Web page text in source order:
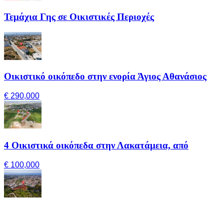
Τεμάχια Γης σε Οικιστικές Περιοχές
Οικιστικό οικόπεδο στην ενορία Άγιος Αθανάσιος
€ 290,000
4 Οικιστικά οικόπεδα στην Λακατάμεια, από
€ 100,000